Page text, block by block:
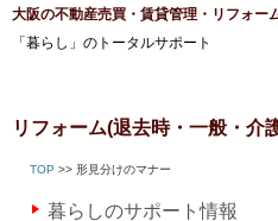
大阪の不動産売買・賃貸管理・リフォー
「暮らし」のトータルサポート
リフォーム(退去時・一般・介
TOP >> 形見分けのマナー
暮らしのサポート情報